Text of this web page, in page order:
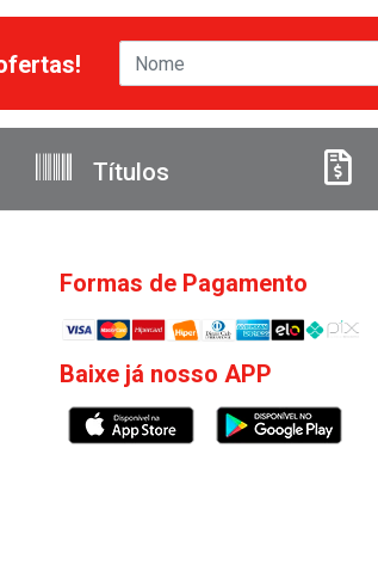
Títulos
Formas de Pagamento
Baixe já nosso APP